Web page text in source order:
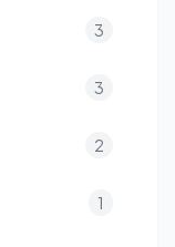
3
3
2
1